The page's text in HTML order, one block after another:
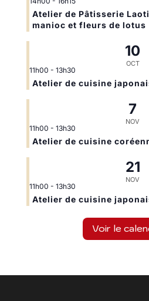
Atelier de Pâtisserie
manioc et fleurs de lotus
10
OCT
11h00 - 13h30
Atelier de cuisine
7
NOV
11h00 - 13h30
Atelier de cuisine
21
NOV
11h00 - 13h30
Atelier de cuisine
Voir le